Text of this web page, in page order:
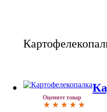
Оцените товар